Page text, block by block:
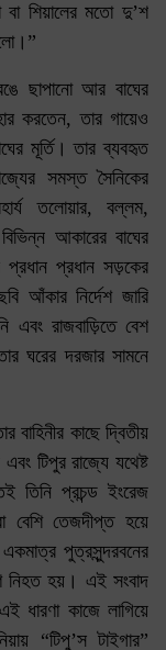
বা শিয়ালের মতো দু’শ
ছাপানো আর বাঘের
করতেন, তার গায়েও
মূর্তি। তার ব্যবহৃত
সমস্ত সৈনিকের
তলোয়ার, বল্লম,
আকারের বাঘের
প্রধান প্রধান সড়কের
আঁকার নির্দেশ জারি
এবং রাজবাড়িতে বেশ
ঘরের দরজার সামনে
বাহিনীর কাছে দ্বিতীয়
টিপুর রাজ্যে যথেষ্ট
তিনি প্রচন্ড ইংরেজ
বেশি তেজদীপ্ত হয়ে
একমাত্র পুত্রসুন্দরবনের
নিহত হয়। এই সংবাদ
ধারণা কাজে লাগিয়ে
“টিপু’স টাইগার”